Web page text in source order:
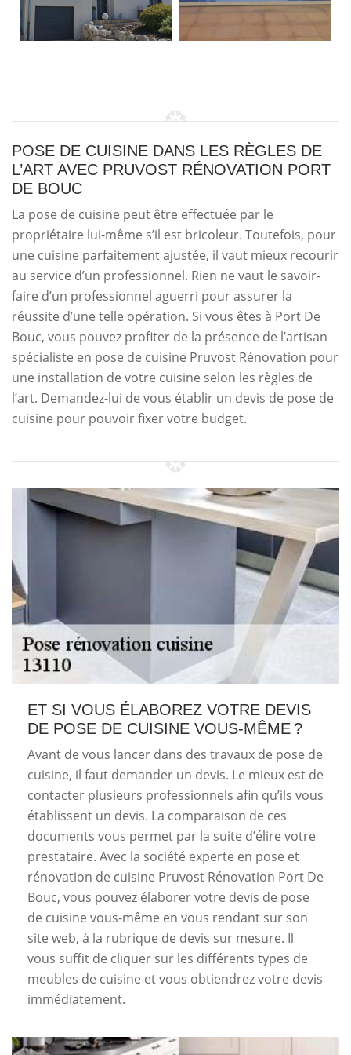
POSE DE CUISINE DANS LES RÈGLES DE
L’ART AVEC PRUVOST RÉNOVATION PORT
DE BOUC
La pose de cuisine peut être effectuée par le
propriétaire lui-même s’il est bricoleur. Toutefois, pour
une cuisine parfaitement ajustée, il vaut mieux recourir
au service d’un professionnel. Rien ne vaut le savoir-
faire d’un professionnel aguerri pour assurer la
réussite d’une telle opération. Si vous êtes à Port De
Bouc, vous pouvez profiter de la présence de l’artisan
spécialiste en pose de cuisine Pruvost Rénovation pour
une installation de votre cuisine selon les règles de
l’art. Demandez-lui de vous établir un devis de pose de
cuisine pour pouvoir fixer votre budget.
ET SI VOUS ÉLABOREZ VOTRE DEVIS
DE POSE DE CUISINE VOUS-MÊME ?
Avant de vous lancer dans des travaux de pose de
cuisine, il faut demander un devis. Le mieux est de
contacter plusieurs professionnels afin qu’ils vous
établissent un devis. La comparaison de ces
documents vous permet par la suite d’élire votre
prestataire. Avec la société experte en pose et
rénovation de cuisine Pruvost Rénovation Port De
Bouc, vous pouvez élaborer votre devis de pose
de cuisine vous-même en vous rendant sur son
site web, à la rubrique de devis sur mesure. Il
vous suffit de cliquer sur les différents types de
meubles de cuisine et vous obtiendrez votre devis
immédiatement.